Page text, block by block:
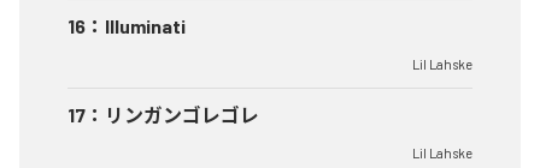
16 ： Illuminati
Lil Lahske
17 ： リンガンゴレゴレ
Lil Lahske